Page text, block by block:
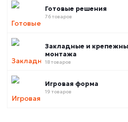
Готовые решения
76 товаров
Закладные и
монтажа
18 товаров
Игровая форма
19 товаров